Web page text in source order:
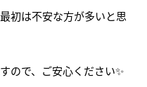
初は不安な方が多いと思
ので、ご安心ください✨